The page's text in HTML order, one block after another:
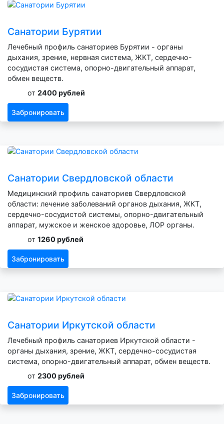
Санатории Бурятии
Лечебный профиль санаториев Бурятии - органы
дыхания, зрение, нервная система, ЖКТ, сердечно-
сосудистая система, опорно-двигательный аппарат,
обмен веществ.
от 2400 рублей
Забронировать
Санатории Свердловской области
Медицинский профиль санаториев Свердловской
области: лечение заболеваний органов дыхания, ЖКТ,
сердечно-сосудистой системы, опорно-двигательный
аппарат, мужское и женское здоровье, ЛОР органы.
от 1260 рублей
Забронировать
Санатории Иркутской области
Лечебный профиль санаториев Иркутской области -
органы дыхания, зрение, ЖКТ, сердечно-сосудистая
система, опорно-двигательный аппарат, обмен веществ.
от 2300 рублей
Забронировать